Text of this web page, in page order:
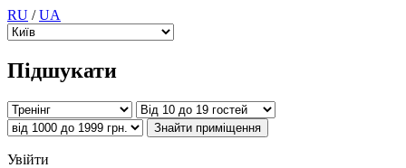
RU /UA
Підшукати
Увійти